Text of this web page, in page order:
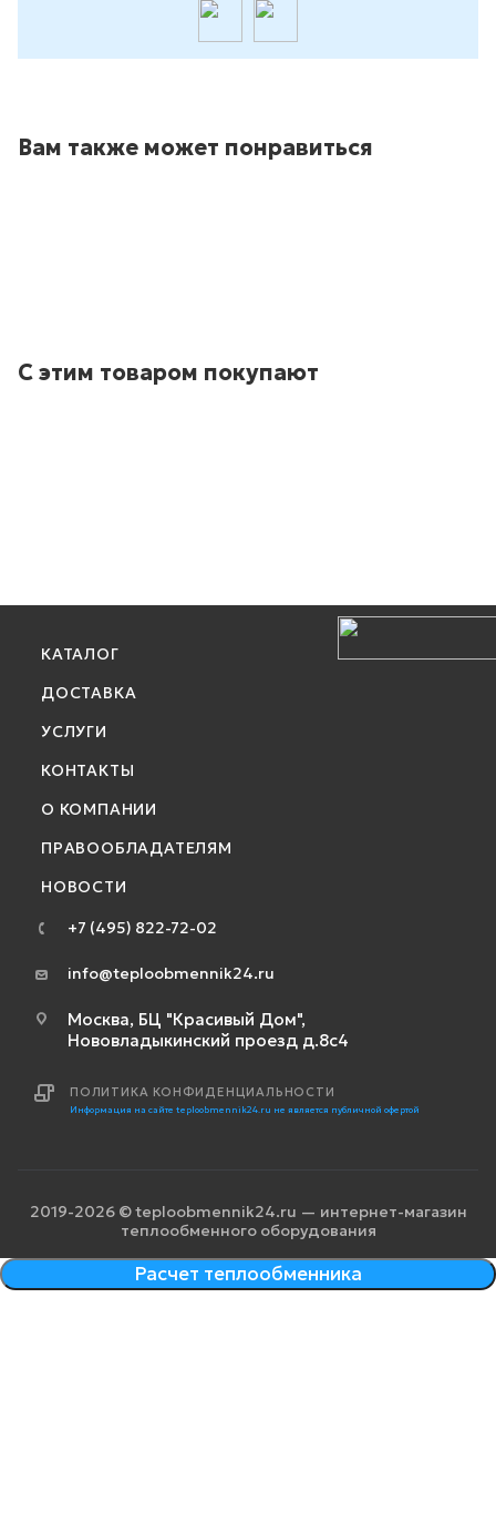
Вам также может понравиться
С этим товаром покупают
КАТАЛОГ
ДОСТАВКА
УСЛУГИ
КОНТАКТЫ
О КОМПАНИИ
ПРАВООБЛАДАТЕЛЯМ
НОВОСТИ
+7 (495) 822-72-02
info@teploobmennik24.ru
Москва, БЦ "Красивый Дом",
Нововладыкинский проезд д.8с4
ПОЛИТИКА КОНФИДЕНЦИАЛЬНОСТИ
Информация на сайте teploobmennik24.ru не является публичной офертой
2019-2026 © teploobmennik24.ru — интернет-магазин
теплообменного оборудования
Расчет теплообменника